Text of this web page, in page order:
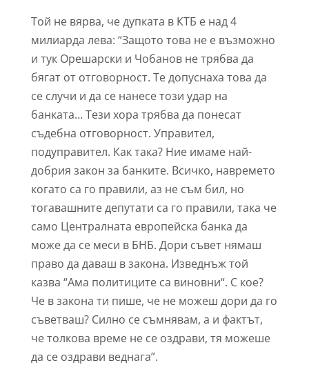
Той не вярва, че дупката в КТБ е над 4
милиарда лева: “Защото това не е възможно
и тук Орешарски и Чобанов не трябва да
бягат от отговорност. Те допуснаха това да
се случи и да се нанесе този удар на
банката… Тези хора трябва да понесат
съдебна отговорност. Управител,
подуправител. Как така? Ние имаме най-
добрия закон за банките. Всичко, навремето
когато са го правили, аз не съм бил, но
тогавашните депутати са го правили, така че
само Централната европейска банка да
може да се меси в БНБ. Дори съвет нямаш
право да даваш в закона. Изведнъж той
казва “Ама политиците са виновни“. С кое?
Че в закона ти пише, че не можеш дори да го
съветваш? Силно се съмнявам, а и фактът,
че толкова време не се оздрави, тя можеше
да се оздрави веднага”.